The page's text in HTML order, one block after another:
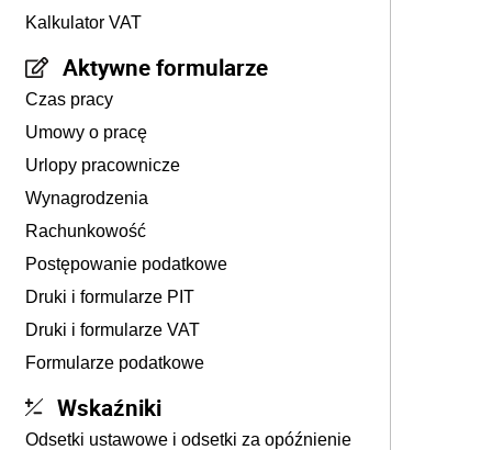
Kalkulator VAT
Aktywne formularze
Czas pracy
Umowy o pracę
Urlopy pracownicze
Wynagrodzenia
Rachunkowość
Postępowanie podatkowe
Druki i formularze PIT
Druki i formularze VAT
Formularze podatkowe
Wskaźniki
Odsetki ustawowe i odsetki za opóźnienie